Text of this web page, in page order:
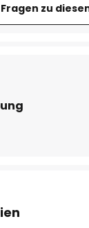
Fragen zu